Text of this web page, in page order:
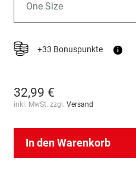
One Size
+33 Bonuspunkte i
32,99 €
inkl. MwSt. zzgl. Versand
In den Warenkorb